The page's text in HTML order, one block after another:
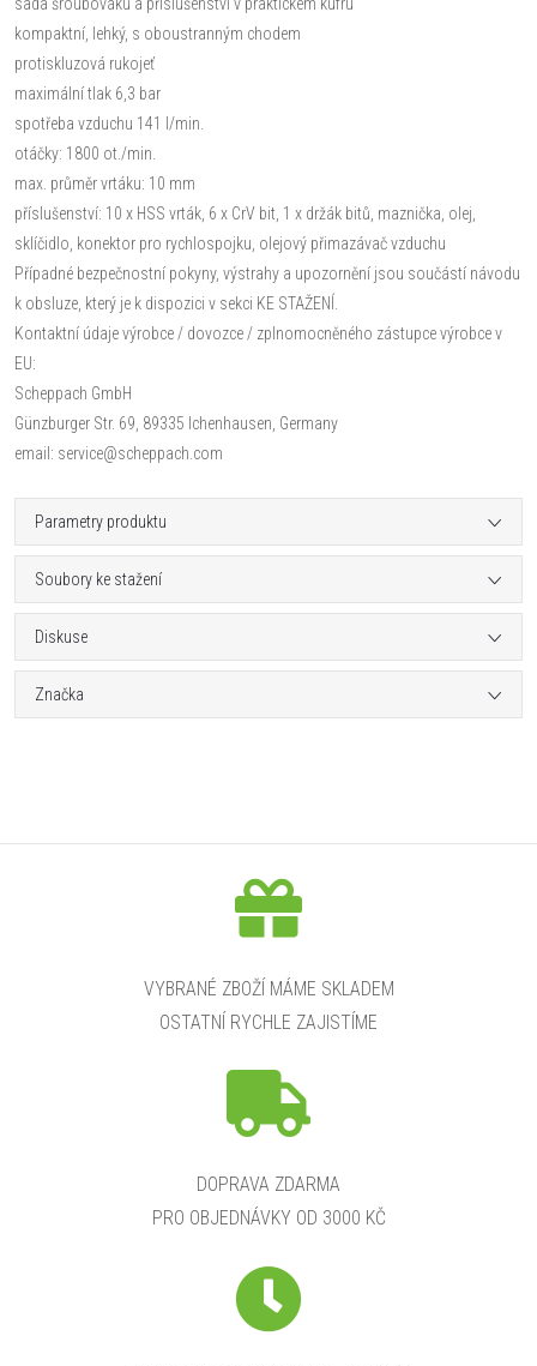
kompaktní, lehký, s oboustranným chodem
protiskluzová rukojeť
maximální tlak 6,3 bar
spotřeba vzduchu 141 l/min.
otáčky: 1800 ot./min.
max. průměr vrtáku: 10 mm
příslušenství: 10 x HSS vrták, 6 x CrV bit, 1 x držák bitů, maznička, olej,
sklíčidlo, konektor pro rychlospojku, olejový přimazávač vzduchu
Případné bezpečnostní pokyny, výstrahy a upozornění jsou součástí návodu
k obsluze, který je k dispozici v sekci KE STAŽENÍ.
Kontaktní údaje výrobce / dovozce / zplnomocněného zástupce výrobce v
EU:
Scheppach GmbH
Günzburger Str. 69, 89335 Ichenhausen, Germany
email: service@scheppach.com
Parametry produktu
Soubory ke stažení
Diskuse
Značka
VYBRANÉ ZBOŽÍ MÁME SKLADEM
OSTATNÍ RYCHLE ZAJISTÍME
DOPRAVA ZDARMA
PRO OBJEDNÁVKY OD 3000 KČ